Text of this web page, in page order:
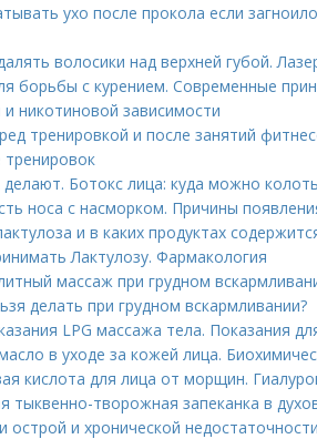
ухо после прокола если
волосики над верхней губой.
борьбы с курением. Современные
и никотиновой зависимости
тренировкой и после занятий
делают. Ботокс лица: куда можно
носа с насморком. Причины
и в каких продуктах
Лактулозу. Фармакология
массаж при грудном
делать при грудном вскармливании?
LPG массажа тела. Показания
в уходе за кожей лица.
кислота для лица от морщин.
тыквенно-творожная запеканка в
острой и хронической